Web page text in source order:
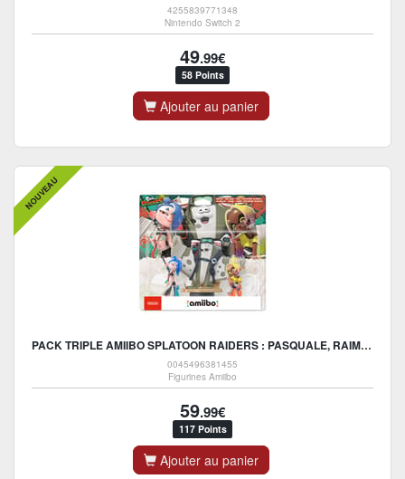
4255839771348
Nintendo Switch 2
49.99€
58 Points
Ajouter au panier
PACK TRIPLE AMIIBO SPLATOON RAIDERS : PASQUALE, RAIMI ET ANGIE (SPLATOON RAIDERS)
0045496381455
Figurines Amiibo
59.99€
117 Points
NOUVEAU
Ajouter au panier